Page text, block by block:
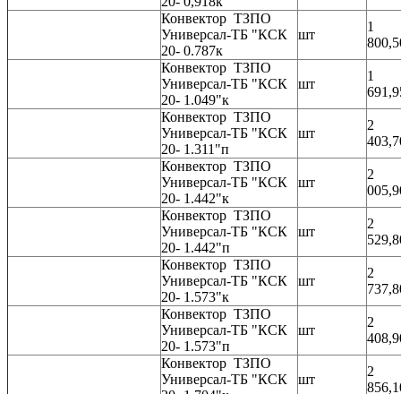
Конвектор ТЗПО
Универсал-ТБ "КСК
20- 0.787к
шт
1
Конвектор ТЗПО
Универсал-ТБ "КСК
20- 1.049"к
шт
1
Конвектор ТЗПО
Универсал-ТБ "КСК
20- 1.311"п
шт
2
Конвектор ТЗПО
Универсал-ТБ "КСК
20- 1.442"к
шт
2
Конвектор ТЗПО
Универсал-ТБ "КСК
20- 1.442"п
шт
2
Конвектор ТЗПО
Универсал-ТБ "КСК
20- 1.573"к
шт
2
Конвектор ТЗПО
Универсал-ТБ "КСК
20- 1.573"п
шт
2
Конвектор ТЗПО
Универсал-ТБ "КСК
шт
2